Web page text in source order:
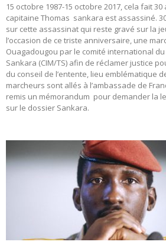
15 octobre 1987-15 octobre 2017, cela fait
capitaine Thomas sankara est assassiné.
sur cette assassinat qui reste gravé sur la
l’occasion de ce triste anniversaire, une
Ouagadougou par le comité international
Sankara (CIM/TS) afin de réclamer justice
du conseil de l’entente, lieu emblématique
marcheurs sont allés à l’ambassade de
remis un mémorandum pour demander la
sur le dossier Sankara.